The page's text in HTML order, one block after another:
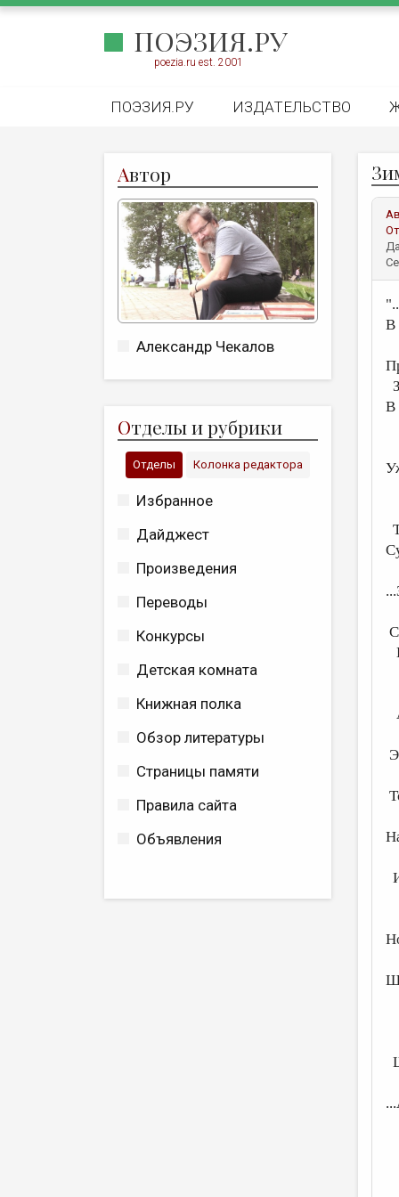
ПОЭЗИЯ.РУ
poezia.ru est. 2001
ПОЭЗИЯ.РУ ИЗДАТЕЛЬСТВО
Автор
Александр Чекалов
Отделы и рубрики
Отделы Колонка редактора
Избранное
Дайджест
Произведения
Переводы
Конкурсы
Детская комната
Книжная полка
Обзор литературы
Страницы памяти
Правила сайта
Объявления
В
В